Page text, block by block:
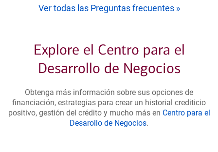
Ver todas las Preguntas frecuentes »
Explore el Centro para el
Desarrollo de Negocios
Obtenga más información sobre sus opciones de
financiación, estrategias para crear un historial crediticio
positivo, gestión del crédito y mucho más en Centro para el
Desarollo de Negocioslayer
.